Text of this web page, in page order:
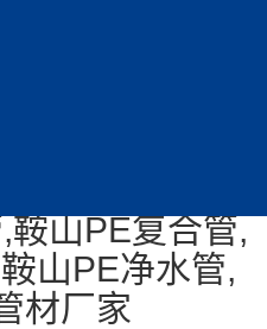
殖管|PE复
|PE净水
深蓝牧场
鞍山PE复合管,
山PE净水管,
材厂家